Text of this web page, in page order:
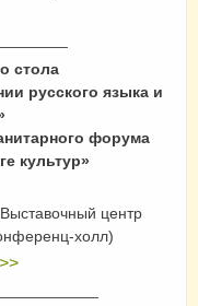
стола
русского языка и
форума
культур»
центр
холл)